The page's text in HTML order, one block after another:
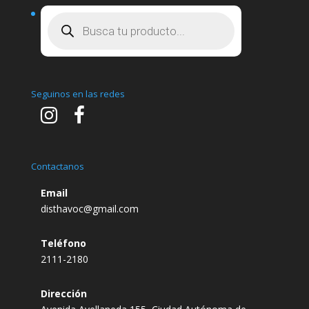
Seguinos en las redes
Contactanos
Email
disthavoc@gmail.com
Teléfono
2111-2180
Dirección